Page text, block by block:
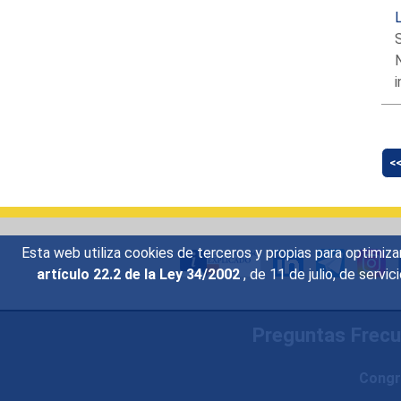
Esta web utiliza cookies de terceros y propias para
artículo 22.2 de la Ley 34/2002 , de 11 de julio, de
<<
Preguntas